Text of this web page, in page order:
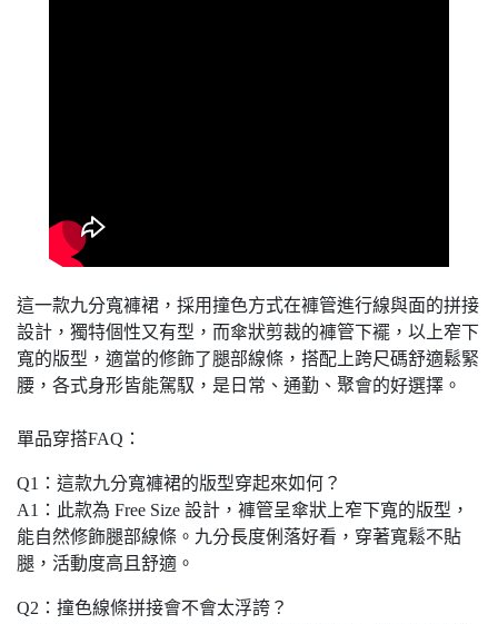
這一款九分寬褲裙，採用撞色方式在褲管進行線與面的拼接
設計，獨特個性又有型，而傘狀剪裁的褲管下襬，以上窄下
寬的版型，適當的修飾了腿部線條，搭配上跨尺碼舒適鬆緊
腰，各式身形皆能駕馭，是日常、通勤、聚會的好選擇。
單品穿搭FAQ：
Q1：這款九分寬褲裙的版型穿起來如何？
A1：此款為 Free Size 設計，褲管呈傘狀上窄下寬的版型，
能自然修飾腿部線條。九分長度俐落好看，穿著寬鬆不貼
腿，活動度高且舒適。
Q2：撞色線條拼接會不會太浮誇？